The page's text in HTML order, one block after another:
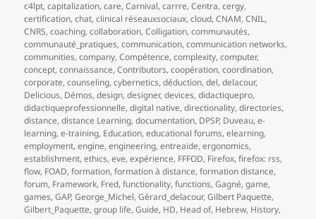
c4lpt,capitalization,care,Carnival,carrre,Centra,cergy,
certification,chat,clinical réseauxsociaux,cloud,CNAM,CNIL,
CNRS,coaching,collaboration,Colligation,communautés,
communauté_pratiques,communication,communication networks,
communities,company,Compétence,complexity,computer,
concept,connaissance,Contributors,coopération,coordination,
corporate,counseling,cybernetics,déduction,del,delacour,
Delicious, Démos,design,designer,devices,didactiquepro,
didactiqueprofessionnelle,digital native,directionality,directories,
distance,distance Learning,documentation, DPSP, Duveau,e-
learning,e-training, Education,educational forums,elearning,
employment,engine,engineering,entreaide,ergonomics,
establishment,ethics,eve,expérience, FFFOD, Firefox,firefox: rss,
flow, FOAD,formation,formation à distance,formation distance,
forum, Framework, Fred,functionality,functions,Gagné,game,
games,GAP,George_Michel,Gérard_delacour,Gilbert Paquette,
Gilbert_Paquette,group life,Guide, HD, Head of, Hebrew, History,